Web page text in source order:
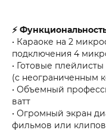
⚡
• Караоке на 2
подключения 4
• Готовые
(с неограниченным
• Объемный
ватт
• Огромный экран
фильмов или